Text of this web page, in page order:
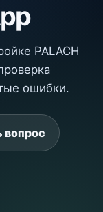
PALACH
ошибки.
вопрос